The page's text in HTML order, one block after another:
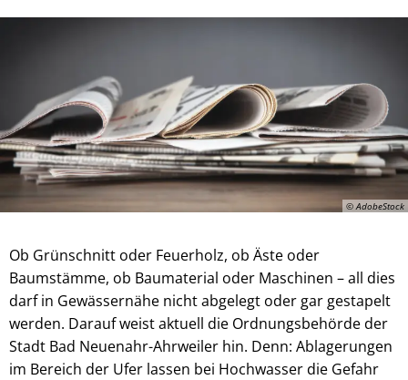
© AdobeStock
Ob Grünschnitt oder Feuerholz, ob Äste oder
Baumstämme, ob Baumaterial oder Maschinen – all dies
darf in Gewässernähe nicht abgelegt oder gar gestapelt
werden. Darauf weist aktuell die Ordnungsbehörde der
Stadt Bad Neuenahr-Ahrweiler hin. Denn: Ablagerungen
im Bereich der Ufer lassen bei Hochwasser die Gefahr